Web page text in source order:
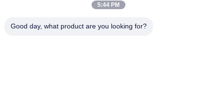
패널
산업용 벨트
5:44 PM
Good day, what product are you looking for?